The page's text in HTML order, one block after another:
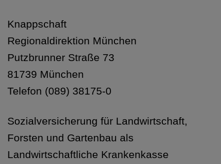
Knappschaft
Regionaldirektion München
Putzbrunner Straße 73
81739 München
Telefon (089) 38175-0
Sozialversicherung für Landwirtschaft,
Forsten und Gartenbau als
Landwirtschaftliche Krankenkasse